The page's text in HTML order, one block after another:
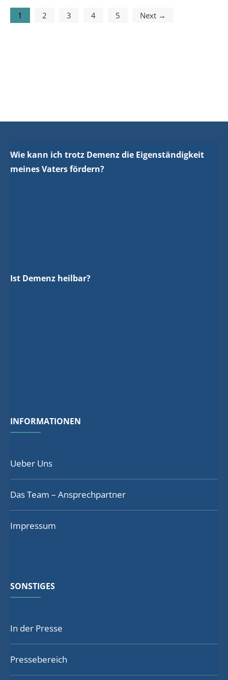
1 2 3 4 5 Next →
Wie kann ich trotz Demenz die Eigenständigkeit
meines Vaters fördern?
Ist Demenz heilbar?
INFORMATIONEN
Ueber Uns
Das Team – Ansprechpartner
Impressum
SONSTIGES
In der Presse
Pressebereich